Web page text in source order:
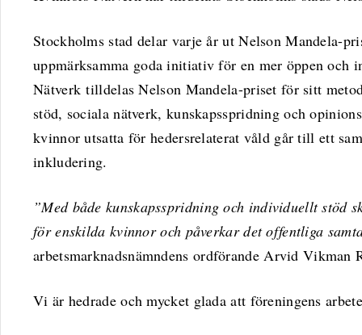
Stockholms stad delar varje år ut Nelson Mandela-
uppmärksamma goda initiativ för en mer öppen och
Nätverk tilldelas Nelson Mandela-priset för sitt
stöd, sociala nätverk, kunskapsspridning och
kvinnor utsatta för hedersrelaterat våld går till ett
inkludering.
”Med både kunskapsspridning och individuellt stöd
för enskilda kvinnor och påverkar det offentliga
arbetsmarknadsnämndens ordförande Arvid Vikman
Vi är hedrade och mycket glada att föreningens